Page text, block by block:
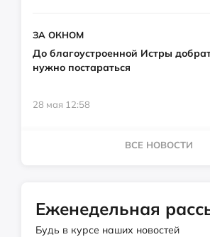
ЗА ОКНОМ
До благоустроенной Истры
нужно постараться
28 мая 12:58
ВСЕ НОВОСТИ
Еженедельная
Будь в курсе наших новостей